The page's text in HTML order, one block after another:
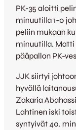
PK-35 aloitti
minuutilla 1-0
peliin mukaan
minuutilla. Matti
pääpallon PK-
JJK siirtyi
hyvällä
Zakaria
Lahtinen iski
syntyivät 40.